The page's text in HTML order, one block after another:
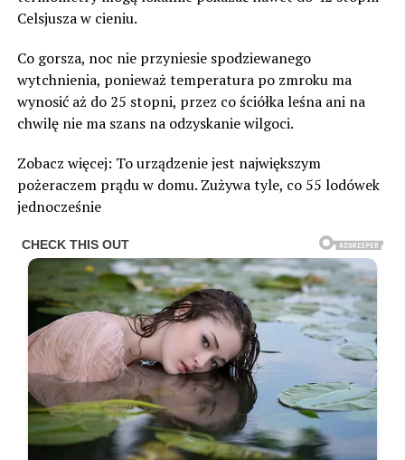
Celsjusza w cieniu.
Co gorsza, noc nie przyniesie spodziewanego
wytchnienia, ponieważ temperatura po zmroku ma
wynosić aż do 25 stopni, przez co ściółka leśna ani na
chwilę nie ma szans na odzyskanie wilgoci.
Zobacz więcej: To urządzenie jest największym
pożeraczem prądu w domu. Zużywa tyle, co 55 lodówek
jednocześnie